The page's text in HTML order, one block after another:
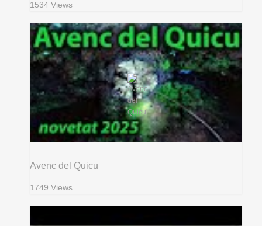
1534 Views
Avenc del Quicu
1749 Views